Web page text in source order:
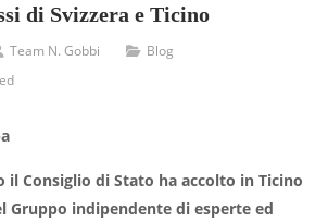
di Svizzera e Ticino
Team N. Gobbi
Blog
il Consiglio di Stato ha accolto in Ticino
Gruppo indipendente di esperte ed